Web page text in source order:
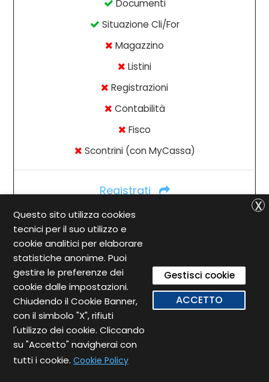
Documenti
Situazione Cli/For
Magazzino
Listini
Registrazioni
Contabilità
Fisco
Scontrini (con MyCassa)
Registrati
MYAZIENDA
€ 150
All'anno
Ricezione Fatture Passive
Hai bisogno di aiuto?
X
Questo sito utilizza cookies
tecnici per il suo utilizzo e
cookie analitici per elaborare
statistiche anonime. Puoi
gestire le preferenze dei
cookie dalle impostazioni.
Chiudendo il Cookie Banner,
con il simbolo "X", rifiuti
l'utilizzo dei cookie. Cliccando
su "Accetto" navigherai con
tutti i cookie. Cookie Policy
ACCETTO
Gestisci cookie